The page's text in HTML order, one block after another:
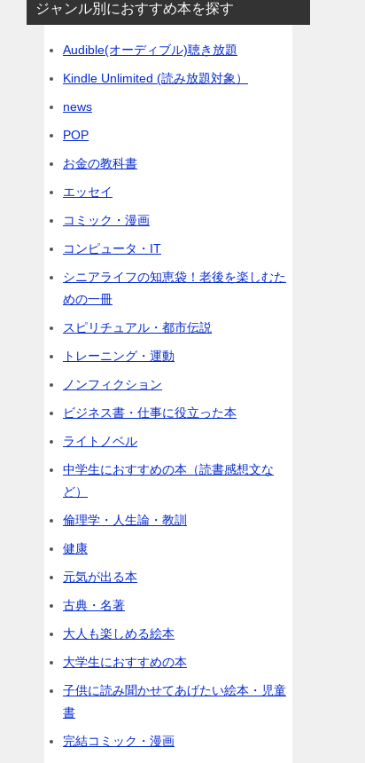
ジャンル別におすすめ本を探す
Audible(オーディブル)聴き放題
Kindle Unlimited (読み放題対象）
news
POP
お金の教科書
エッセイ
コミック・漫画
コンピュータ・IT
シニアライフの知恵袋！老後を楽しむた
めの一冊
スピリチュアル・都市伝説
トレーニング・運動
ノンフィクション
ビジネス書・仕事に役立った本
ライトノベル
中学生におすすめの本（読書感想文な
ど）
倫理学・人生論・教訓
健康
元気が出る本
古典・名著
大人も楽しめる絵本
大学生におすすめの本
子供に読み聞かせてあげたい絵本・児童
書
完結コミック・漫画